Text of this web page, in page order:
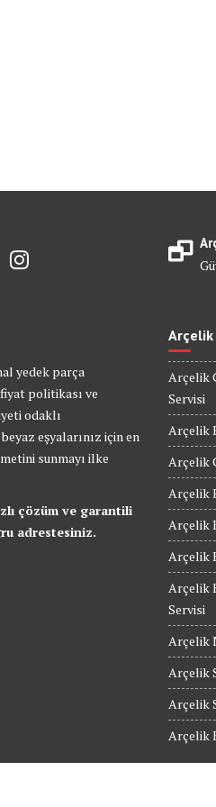
yedek parça
politikası ve
odaklı
eşyalarınız için en
sunmayı ilke
çözüm ve garantili
adrestesiniz.
Arçelik
Arçelik
Servisi
Arçelik
Arçelik
Arçelik
Arçelik
Arçelik
Arçelik
Servisi
Arçelik
Arçelik
Arçelik
Arçelik